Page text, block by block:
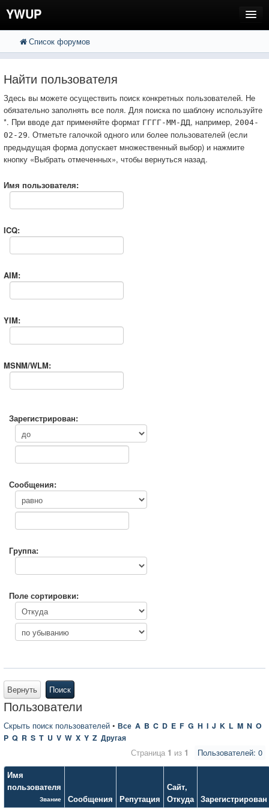
YWUP
FAQ
Вход
Список форумов
Найти пользователя
Здесь вы можете осуществить поиск конкретных пользователей. Не
обязательно заполнять все поля. Для поиска по шаблону используйте
*. При вводе дат применяйте формат ГГГГ-ММ-ДД, например, 2004-
02-29. Отметьте галочкой одного или более пользователей (если
предыдущая форма допускает множественный выбор) и нажмите
кнопку «Выбрать отмеченных», чтобы вернуться назад.
Имя пользователя:
ICQ:
AIM:
YIM:
MSNM/WLM:
Зарегистрирован:
Сообщения:
Группа:
Поле сортировки:
Вернуть Поиск
Пользователи
Скрыть поиск пользователей • Все A B C D E F G H I J K L M N O
P Q R S T U V W X Y Z Другая
Пользователей: 0
Страница 1 из 1
Имя
пользователя
Звание Сообщения Репутация
Сайт,
Откуда Зарегистрирован